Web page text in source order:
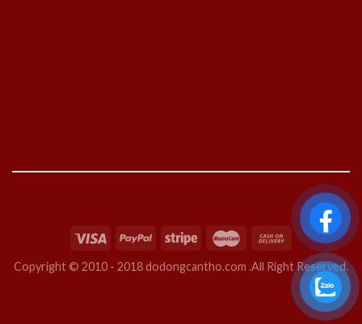
Copyright © 2010 - 2018 dodongcantho.com .All Right Reserved.